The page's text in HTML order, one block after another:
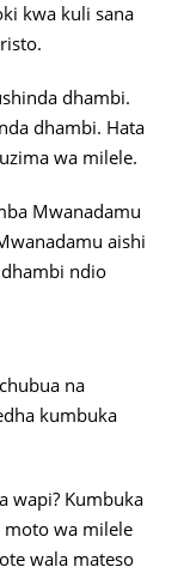
kwa kuli sana
dhambi.
dhambi. Hata
wa milele.
Mwanadamu
aishi
ndio
na
kumbuka
wapi? Kumbuka
moto wa milele
wala mateso